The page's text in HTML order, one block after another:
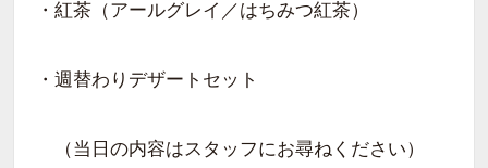
・紅茶（アールグレイ／はちみつ紅茶）
・週替わりデザートセット
（当日の内容はスタッフにお尋ねください）